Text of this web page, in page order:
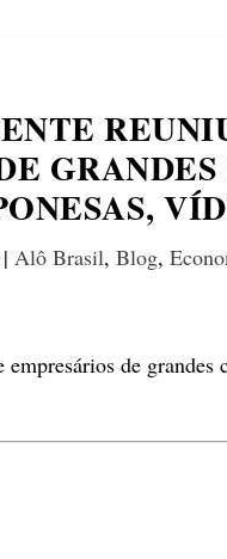
Alô Brasil, Blog,